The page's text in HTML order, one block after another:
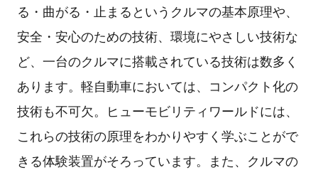
る・曲がる・止まるというクルマの基本原理や、
安全・安心のための技術、環境にやさしい技術な
ど、一台のクルマに搭載されている技術は数多く
あります。軽自動車においては、コンパクト化の
技術も不可欠。ヒューモビリティワールドには、
これらの技術の原理をわかりやすく学ぶことがで
きる体験装置がそろっています。また、クルマの